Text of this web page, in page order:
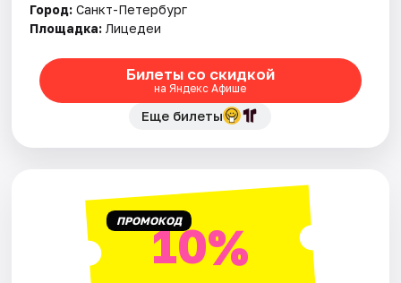
Рейтинги
Город: Санкт-Петербург
Площадка: Лицедеи
Билеты со скидкой
на Яндекс Афише
Еще билеты
ПРОМОКОД10%